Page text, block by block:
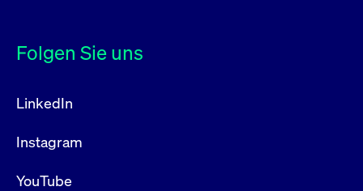
Folgen Sie uns
LinkedIn
Instagram
YouTube